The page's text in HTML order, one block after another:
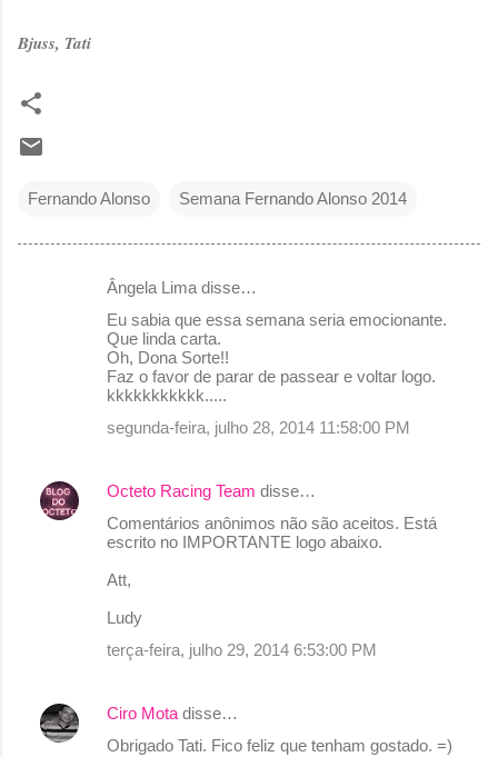
Bjuss, Tati
Fernando Alonso Semana Fernando Alonso 2014
á
r
Ângela Lima disse…
Eu sabia que essa semana seria emocionante.
Que linda carta.
Oh, Dona Sorte!!
Faz o favor de parar de passear e voltar logo.
kkkkkkkkkkk.....
segunda-feira, julho 28, 2014 11:58:00 PM
Octeto Racing Team disse…
Comentários anônimos não são aceitos. Está
escrito no IMPORTANTE logo abaixo.
Att,
Ludy
terça-feira, julho 29, 2014 6:53:00 PM
Ciro Motadisse…
Obrigado Tati. Fico feliz que tenham gostado. =)